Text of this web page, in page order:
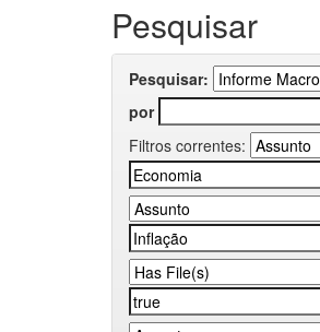
Pesquisar
Pesquisar:
por
Filtros correntes: